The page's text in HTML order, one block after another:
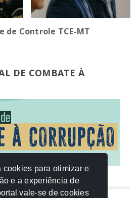
de Controle TCE-MT
DE COMBATE À
cookies para otimizar e
e a experiência de
vale-se de cookies